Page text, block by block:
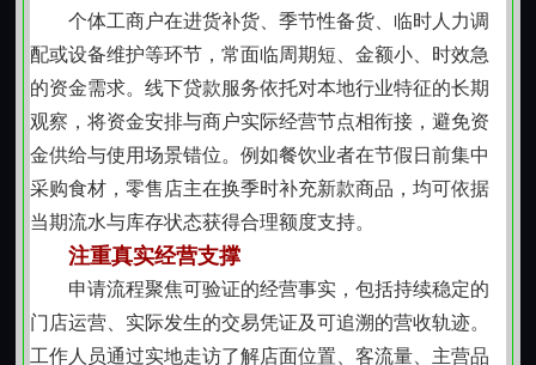
收入结构呈现多元化特征。服务设计参考本地工资发放
周期、农牧产品销售旺季、小型工程结算节奏等实际因
素，在还款节点设置上保留适度弹性。对使用维吾尔语
沟通的申请人，提供双语材料说明及现场解释支持，保
障信息获取的完整性与准确性。
持续优化：基于反馈迭代服务细节
运营过程中定期梳理常见咨询问题与操作难点，针
对材料准备指引、还款提醒方式、线下沟通便利性等方
面持续微调。例如优化纸质材料清单排版，增加关键字
段填写示例；在还款日前增设短信与语音双重提示；对
行动不便者提供预约上门核验服务（限城区范围内）。
个体工商户在进货补货、季节性备货、临时人力调
配或设备维护等环节，常面临周期短、金额小、时效急
的资金需求。线下贷款服务依托对本地行业特征的长期
观察，将资金安排与商户实际经营节点相衔接，避免资
金供给与使用场景错位。例如餐饮业者在节假日前集中
采购食材，零售店主在换季时补充新款商品，均可依据
当期流水与库存状态获得合理额度支持。
注重真实经营支撑
申请流程聚焦可验证的经营事实，包括持续稳定的
门店运营、实际发生的交易凭证及可追溯的营收轨迹。
工作人员通过实地走访了解店面位置、客流量、主营品